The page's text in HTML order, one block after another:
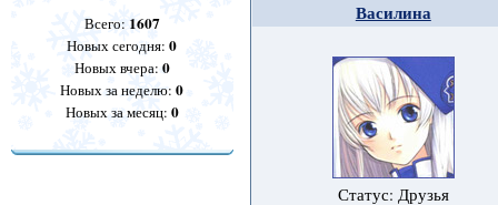
Всего: 1607
Новых сегодня:0
Новых вчера: 0
Новых за неделю:0
Новых за месяц: 0
Василина
Статус: Друзья